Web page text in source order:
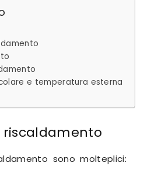
e temperatura esterna
riscaldamento
sono molteplici: